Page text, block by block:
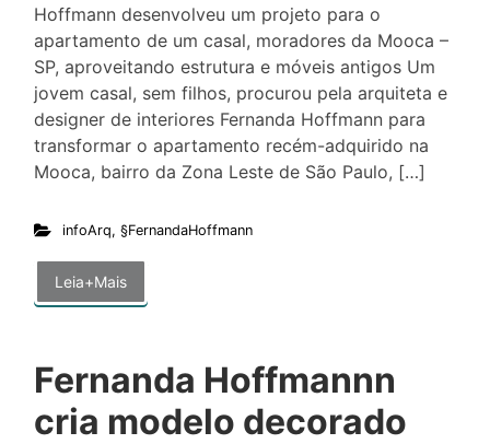
Hoffmann desenvolveu um projeto para o
apartamento de um casal, moradores da Mooca –
SP, aproveitando estrutura e móveis antigos Um
jovem casal, sem filhos, procurou pela arquiteta e
designer de interiores Fernanda Hoffmann para
transformar o apartamento recém-adquirido na
Mooca, bairro da Zona Leste de São Paulo, […]
infoArq, §FernandaHoffmann
Leia+Mais
Fernanda Hoffmannn
cria modelo decorado